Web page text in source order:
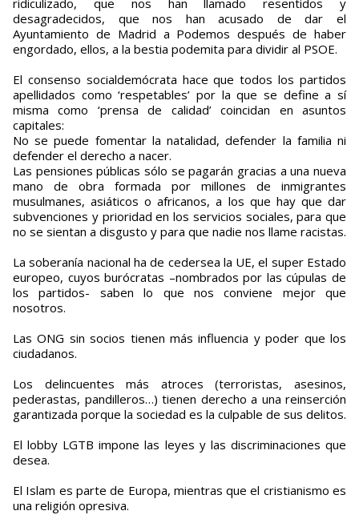
ridiculizado, que nos han llamado resentidos y
desagradecidos, que nos han acusado de dar el
Ayuntamiento de Madrid a Podemos después de haber
engordado, ellos, a la bestia podemita para dividir al PSOE.
El consenso socialdemócrata hace que todos los partidos
apellidados como ‘respetables’ por la que se define a sí
misma como ‘prensa de calidad’ coincidan en asuntos
capitales:
No se puede fomentar la natalidad, defender la familia ni
defender el derecho a nacer.
Las pensiones públicas sólo se pagarán gracias a una nueva
mano de obra formada por millones de inmigrantes
musulmanes, asiáticos o africanos, a los que hay que dar
subvenciones y prioridad en los servicios sociales, para que
no se sientan a disgusto y para que nadie nos llame racistas.
La soberanía nacional ha de cedersea la UE, el super Estado
europeo, cuyos burócratas –nombrados por las cúpulas de
los partidos- saben lo que nos conviene mejor que
nosotros.
Las ONG sin socios tienen más influencia y poder que los
ciudadanos.
Los delincuentes más atroces (terroristas, asesinos,
pederastas, pandilleros…) tienen derecho a una reinserción
garantizada porque la sociedad es la culpable de sus delitos.
El lobby LGTB impone las leyes y las discriminaciones que
desea.
El Islam es parte de Europa, mientras que el cristianismo es
una religión opresiva.